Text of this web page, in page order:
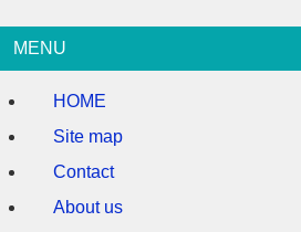
MENU
HOME
Site map
Contact
About us